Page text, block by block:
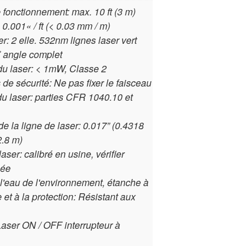
max. 10 ft (3 m)
/ ft (< 0.03 mm / m)
2 elle. 532nm lignes laser vert
angle complet
laser: < 1mW, Classe 2
sécurité: Ne pas fixer le faisceau
laser: parties CFR 1040.10 et
la ligne de laser: 0.017” (0.4318
m)
calibré en usine, vérifier
de l'environnement, étanche à
et à la protection: Résistant aux
ON / OFF interrupteur à